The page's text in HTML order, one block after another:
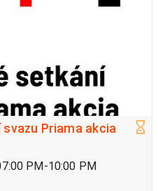
Priama akcia
PM-10:00 PM